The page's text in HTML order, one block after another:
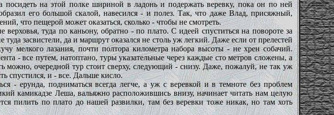
посидеть на этой полке шириной в ладонь и подержать веревку, пока он по ней
его большой скалой, навесился - и полез. Так, что даже Влад, присяжный,
что пещерой может оказаться, сколько - чтобы не смотреть.
туда по каньону, обратно - по плато. С идеей спуститься на повороте за
засвистели, да и маршрут оказался не столь уж легкий. Даже если от прелестей
мелкого лазания, почти полтора километра набора высоты - не хрен собачий.
- все путем, натоптано, туры указательные через каждые сто метров сложены, а
можно, очередной тур стоит сверху, следующий - снизу. Даже, пожалуй, не так уж
спустился, и - все. Дальше кисло.
ерунда, подниматься всегда легче, а уж с веревкой и в темноте без проблем
камикадзе Леша, вальяжно расположившись внизу, начинает читать нам целую
пилить по плато до нашей развилки, там без веревки тоже никак, но там хоть